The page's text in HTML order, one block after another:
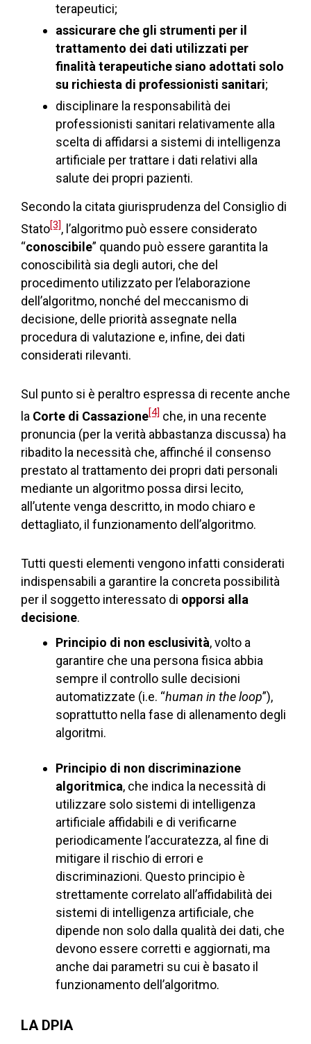
terapeutici;
assicurare che gli strumenti per il
trattamento dei dati utilizzati per
finalità terapeutiche siano adottati solo
su richiesta di professionisti sanitari;
disciplinare la responsabilità dei
professionisti sanitari relativamente alla
scelta di affidarsi a sistemi di intelligenza
artificiale per trattare i dati relativi alla
salute dei propri pazienti.
Secondo la citata giurisprudenza del Consiglio di
Stato[3], l’algoritmo può essere considerato
“conoscibile” quando può essere garantita la
conoscibilità sia degli autori, che del
procedimento utilizzato per l’elaborazione
dell’algoritmo, nonché del meccanismo di
decisione, delle priorità assegnate nella
procedura di valutazione e, infine, dei dati
considerati rilevanti.
Sul punto si è peraltro espressa di recente anche
la Corte di Cassazione[4] che, in una recente
pronuncia (per la verità abbastanza discussa) ha
ribadito la necessità che, affinché il consenso
prestato al trattamento dei propri dati personali
mediante un algoritmo possa dirsi lecito,
all’utente venga descritto, in modo chiaro e
dettagliato, il funzionamento dell’algoritmo.
Tutti questi elementi vengono infatti considerati
indispensabili a garantire la concreta possibilità
per il soggetto interessato di opporsi alla
decisione.
Principio di non esclusività, volto a
garantire che una persona fisica abbia
sempre il controllo sulle decisioni
automatizzate (i.e. “human in the loop”),
soprattutto nella fase di allenamento degli
algoritmi.
Principio di non discriminazione
algoritmica, che indica la necessità di
utilizzare solo sistemi di intelligenza
artificiale affidabili e di verificarne
periodicamente l’accuratezza, al fine di
mitigare il rischio di errori e
discriminazioni. Questo principio è
strettamente correlato all’affidabilità dei
sistemi di intelligenza artificiale, che
dipende non solo dalla qualità dei dati, che
devono essere corretti e aggiornati, ma
anche dai parametri su cui è basato il
funzionamento dell’algoritmo.
LA DPIA